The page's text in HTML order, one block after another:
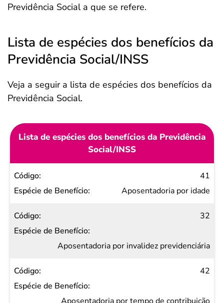
Previdência Social a que se refere.
Lista de espécies dos benefícios da
Previdência Social/INSS
Veja a seguir a lista de espécies dos benefícios da
Previdência Social.
Lista de espécies dos benefícios da Previdência
Social/INSS
Código
Espécie
Benefício
41
Aposentadoria por idade
32
Aposentadoria por invalidez previdenciária
42